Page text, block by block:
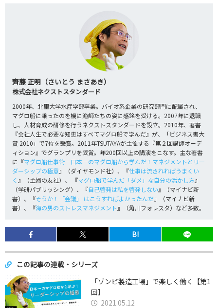
齊藤 正明（さいとう まさあき）
株式会社ネクストスタンダード
2000年、北里大学水産学部卒業。バイオ系企業の研究部門に配属され、
マグロ船に乗ったのを機に漁師たちの姿に感銘を受ける。2007年に退職
し、人材育成の研修を行うネクストスタンダードを設立。2010年、著書
『会社人生で必要な知恵はすべてマグロ船で学んだ』が、「ビジネス書大
賞 2010」で7位を受賞。2011年TSUTAYAが主催する『第２回講師オーデ
ィション』でグランプリを受賞。年200回以上の講演をこなす。主な著書
に『マグロ船仕事術―日本一のマグロ船から学んだ！マネジメントとリー
ダーシップの極意』（ダイヤモンド社）、『仕事は流されればうまくい
く 』（主婦の友社）、 『マグロ船で学んだ「ダメ」な自分の活かし方』
（学研パブリッシング）、『自己啓発は私を啓発しない』（マイナビ新
書）、『そうか！「会議」 はこうすればよかったんだ』（マイナビ新
書）、『海の男のストレスマネジメント 』（角川フォレスタ）など多数。
B!
この記事の連載・シリーズ
「ゾンビ製造工場」で楽しく働く【第1
回】
2021.05.12